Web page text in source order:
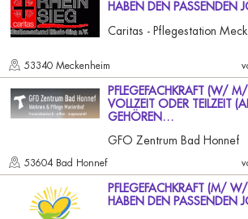
HABEN DEN PASSENDEN
Caritas - Pflegestation
53340 Meckenheim
PFLEGEFACHKRAFT (W/
VOLLZEIT ODER TEILZEIT
GEHÖREN…
GFO Zentrum Bad Honnef
53604 Bad Honnef
PFLEGEFACHKRAFT (M/
HABEN DEN PASSENDEN